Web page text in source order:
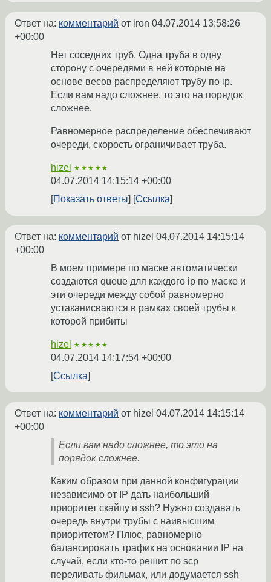
Ответ на: комментарий от iron 04.07.2014 13:58:26
+00:00
Нет соседних труб. Одна труба в одну
сторону с очередями в ней которые на
основе весов распределяют трубу по ip.
Если вам надо сложнее, то это на порядок
сложнее.
Равномерное распределение обеспечивают
очереди, скорость ограничивает труба.
hizel ★★★★★
04.07.2014 14:15:14 +00:00
Показать ответы
Ссылка
Ответ на: комментарий от hizel 04.07.2014 14:15:14
+00:00
В моем примере по маске автоматически
создаются queue для каждого ip по маске и
эти очереди между собой равномерно
устаканисваются в рамках своей трубы к
которой прибиты
hizel ★★★★★
04.07.2014 14:17:54 +00:00
Ссылка
Ответ на: комментарий от hizel 04.07.2014 14:15:14
+00:00
Если вам надо сложнее, то это на
порядок сложнее.
Каким образом при данной конфигурации
независимо от IP дать наибольший
приоритет скайпу и ssh? Нужно создавать
очередь внутри трубы с наивысшим
приоритетом? Плюс, равномерно
балансировать трафик на основании IP на
случай, если кто-то решит по scp
переливать фильмак, или додумается ssh